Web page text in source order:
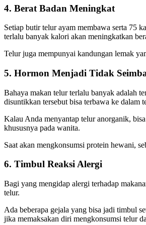
4. Berat Badan Meningkat
Setiap butir telur ayam membawa serta 75
terlalu banyak kalori akan meningkatkan
Telur juga mempunyai kandungan lemak
5. Hormon Menjadi Tidak
Bahaya makan telur terlalu banyak adalah
disuntikkan tersebut bisa terbawa ke dalam
Kalau Anda menyantap telur anorganik,
khususnya pada wanita.
Saat akan mengkonsumsi protein hewani,
6. Timbul Reaksi Alergi
Bagi yang mengidap alergi terhadap
telur.
Ada beberapa gejala yang bisa jadi timbul
jika memaksakan diri mengkonsumsi telur